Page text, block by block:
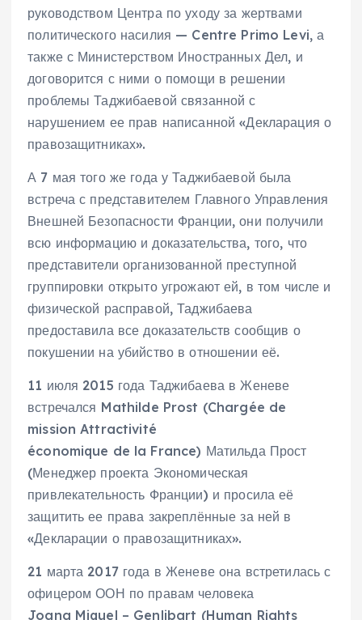
руководством Центра по уходу за жертвами
политического насилия — Centre Primo Levi, а
также с Министерством Иностранных Дел, и
договорится с ними о помощи в решении
проблемы Таджибаевой связанной с
нарушением ее прав написанной «Декларация о
правозащитниках».
А 7 мая того же года у Таджибаевой была
встреча с представителем Главного Управления
Внешней Безопасности Франции, они получили
всю информацию и доказательства, того, что
представители организованной преступной
группировки открыто угрожают ей, в том числе и
физической расправой, Таджибаева
предоставила все доказательств сообщив о
покушении на убийство в отношении её.
11 июля 2015 года Таджибаева в Женеве
встречался Mathilde Prost (Chargée de
mission Attractivité
économique de la France) Матильда Прост
(Менеджер проекта Экономическая
привлекательность Франции) и просила её
защитить ее права закреплённые за ней в
«Декларации о правозащитниках».
21 марта 2017 года в Женеве она встретилась с
офицером ООН по правам человека
Joana Miquel – Genlibart (Human Rights